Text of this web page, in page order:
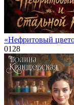
«Нефритовый
0128